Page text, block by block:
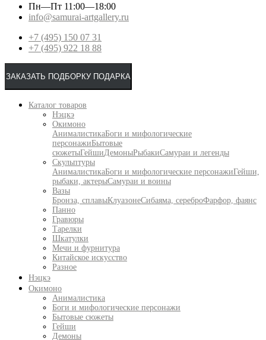
Пн—Пт 11:00—18:00
info@samurai-artgallery.ru
+7 (495) 150 07 31
+7 (495) 922 18 88
ЗАКАЗАТЬ ПОДБОРКУ ПОДАРКА
Каталог товаров
Нэцкэ
Окимоно
АнималистикаБоги и мифологические
персонажиБытовые
сюжетыГейшиДемоныРыбакиСамураи и легенды
Скульптуры
АнималистикаБоги и мифологические персонажиГейши,
рыбаки, актерыСамураи и воины
Вазы
Бронза, сплавыКлуазонеСибаяма, сереброФарфор, фаянс
Панно
Гравюры
Тарелки
Шкатулки
Мечи и фурнитура
Китайское искусство
Разное
Нэцкэ
Окимоно
Анималистика
Боги и мифологические персонажи
Бытовые сюжеты
Гейши
Демоны